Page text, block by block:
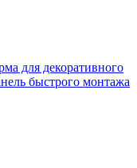
для декоративного
быстрого монтажа